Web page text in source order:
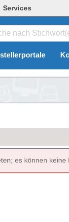
Services
es können